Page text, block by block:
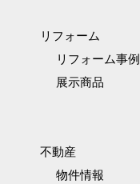
リフォーム
リフォーム事例
展示商品
不動産
物件情報